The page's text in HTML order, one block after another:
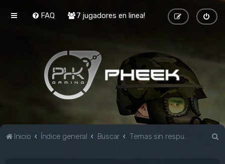
FAQ 7 jugadores en linea!
Inicio Índice general Buscar Temas sin respuesta